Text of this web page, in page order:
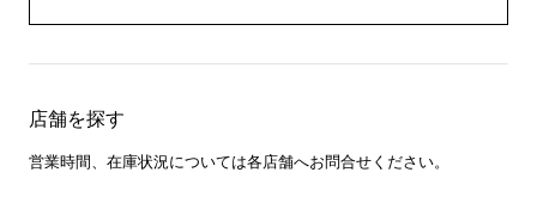
店舗を探す
営業時間、在庫状況については各店舗へお問合せください。